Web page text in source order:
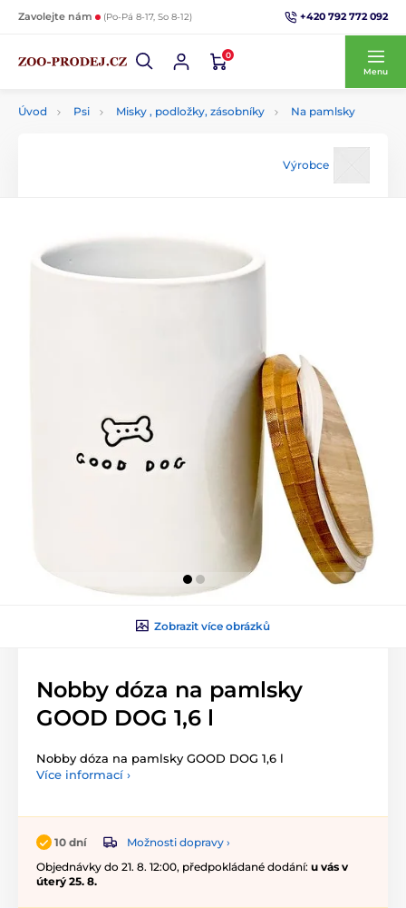
Zavolejte nám (Po-Pá 8-17, So 8-12) +420 792 772 092
0
Menu
Úvod Psi Misky , podložky, zásobníky Na pamlsky
Výrobce
Zobrazit více obrázků
Nobby dóza na pamlsky
GOOD DOG 1,6 l
Nobby dóza na pamlsky GOOD DOG 1,6 l
Více informací ›
10 dní
Možnosti dopravy ›
Objednávky do 21. 8. 12:00, předpokládané dodání: u vás v
úterý 25. 8.